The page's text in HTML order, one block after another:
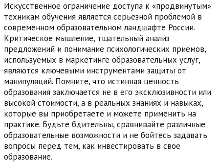
Искусственное ограничение доступа к «продвинутым»
техникам обучения является серьезной проблемой в
современном образовательном ландшафте России.
Критическое мышление, тщательный анализ
предложений и понимание психологических приемов,
используемых в маркетинге образовательных услуг,
являются ключевыми инструментами защиты от
манипуляций. Помните, что истинная ценность
образования заключается не в его эксклюзивности или
высокой стоимости, а в реальных знаниях и навыках,
которые вы приобретаете и можете применить на
практике. Будьте бдительны, сравнивайте различные
образовательные возможности и не бойтесь задавать
вопросы перед тем, как инвестировать в свое
образование.